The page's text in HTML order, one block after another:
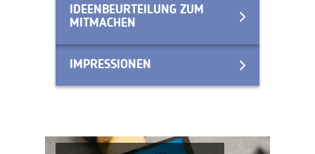
IDEENBEURTEILUNG ZUM
MITMACHEN
IMPRESSIONEN